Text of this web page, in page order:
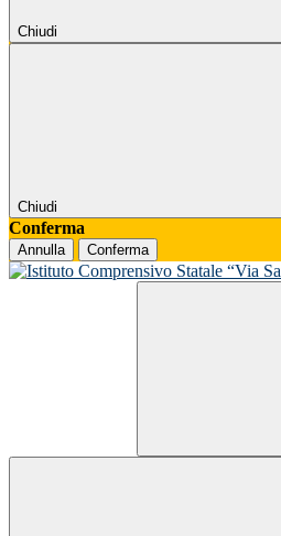
Chiudi
Chiudi
Conferma
Annulla Conferma